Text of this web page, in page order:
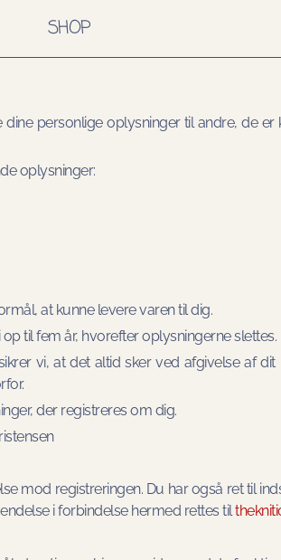
SHOP
personlige oplysninger til andre, de
oplysninger:
at kunne levere varen til dig.
til fem år, hvorefter oplysningerne slettes.
vi, at det altid sker ved afgivelse af
der registreres om dig.
mod registreringen. Du har også ret til
i forbindelse hermed rettes til